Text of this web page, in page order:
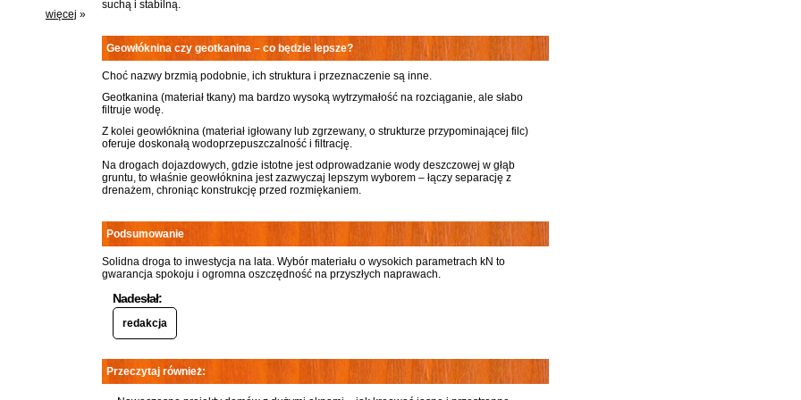
suchą i stabilną.
Geowłóknina czy geotkanina – co będzie lepsze?
Choć nazwy brzmią podobnie, ich struktura i przeznaczenie są inne.
Geotkanina (materiał tkany) ma bardzo wysoką wytrzymałość na rozciąganie, ale słabo
filtruje wodę.
Z kolei geowłóknina (materiał igłowany lub zgrzewany, o strukturze przypominającej filc)
oferuje doskonałą wodoprzepuszczalność i filtrację.
Na drogach dojazdowych, gdzie istotne jest odprowadzanie wody deszczowej w głąb
gruntu, to właśnie geowłóknina jest zazwyczaj lepszym wyborem – łączy separację z
drenażem, chroniąc konstrukcję przed rozmiękaniem.
Podsumowanie
Solidna droga to inwestycja na lata. Wybór materiału o wysokich parametrach kN to
gwarancja spokoju i ogromna oszczędność na przyszłych naprawach.
Nadesłał:
redakcja
Przeczytaj również:
więcej »